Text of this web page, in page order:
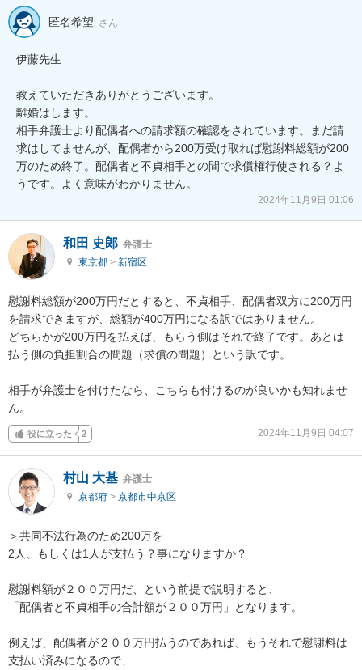
匿名希望 さん
伊藤先生
教えていただきありがとうございます。
離婚はします。
相手弁護士より配偶者への請求額の確認をされています。まだ請
求はしてませんが、配偶者から200万受け取れば慰謝料総額が200
万のため終了。配偶者と不貞相手との間で求償権行使される？よ
うです。よく意味がわかりません。
2024年11月9日 01:06
和田 史郎 弁護士
東京都 > 新宿区
慰謝料総額が200万円だとすると、不貞相手、配偶者双方に200万円
を請求できますが、総額が400万円になる訳ではありません。
どちらかが200万円を払えば、もらう側はそれで終了です。あとは
払う側の負担割合の問題（求償の問題）という訳です。
相手が弁護士を付けたなら、こちらも付けるのが良いかも知れませ
ん。
役に立った 2 2024年11月9日 04:07
村山 大基 弁護士
京都府 > 京都市中京区
＞共同不法行為のため200万を
2人、もしくは1人が支払う？事になりますか？
慰謝料額が２００万円だ、という前提で説明すると、
「配偶者と不貞相手の合計額が２００万円」となります。
例えば、配偶者が２００万円払うのであれば、もうそれで慰謝料は
支払い済みになるので、